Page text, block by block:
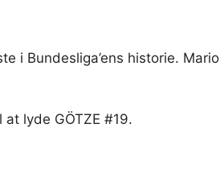
i Bundesliga’ens historie. Mario
lyde GÖTZE #19.